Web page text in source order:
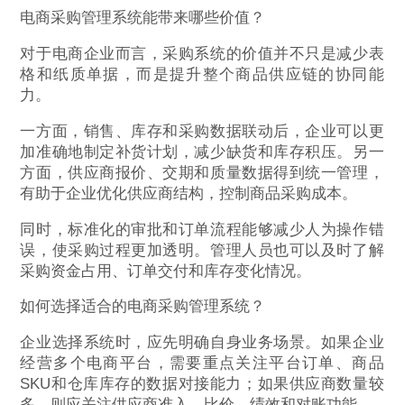
电商采购管理系统能带来哪些价值？
对于电商企业而言，采购系统的价值并不只是减少表
格和纸质单据，而是提升整个商品供应链的协同能
力。
一方面，销售、库存和采购数据联动后，企业可以更
加准确地制定补货计划，减少缺货和库存积压。另一
方面，供应商报价、交期和质量数据得到统一管理，
有助于企业优化供应商结构，控制商品采购成本。
同时，标准化的审批和订单流程能够减少人为操作错
误，使采购过程更加透明。管理人员也可以及时了解
采购资金占用、订单交付和库存变化情况。
如何选择适合的电商采购管理系统？
企业选择系统时，应先明确自身业务场景。如果企业
经营多个电商平台，需要重点关注平台订单、商品
SKU和仓库库存的数据对接能力；如果供应商数量较